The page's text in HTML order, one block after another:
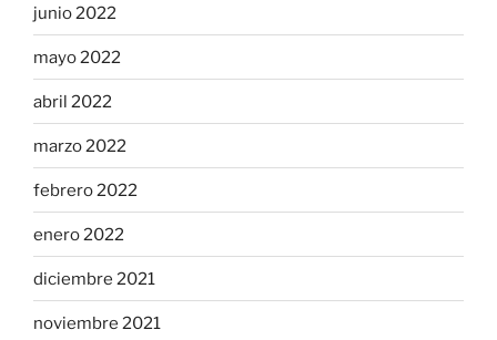
junio 2022
mayo 2022
abril 2022
marzo 2022
febrero 2022
enero 2022
diciembre 2021
noviembre 2021